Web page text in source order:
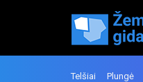
Telšiai Plungė